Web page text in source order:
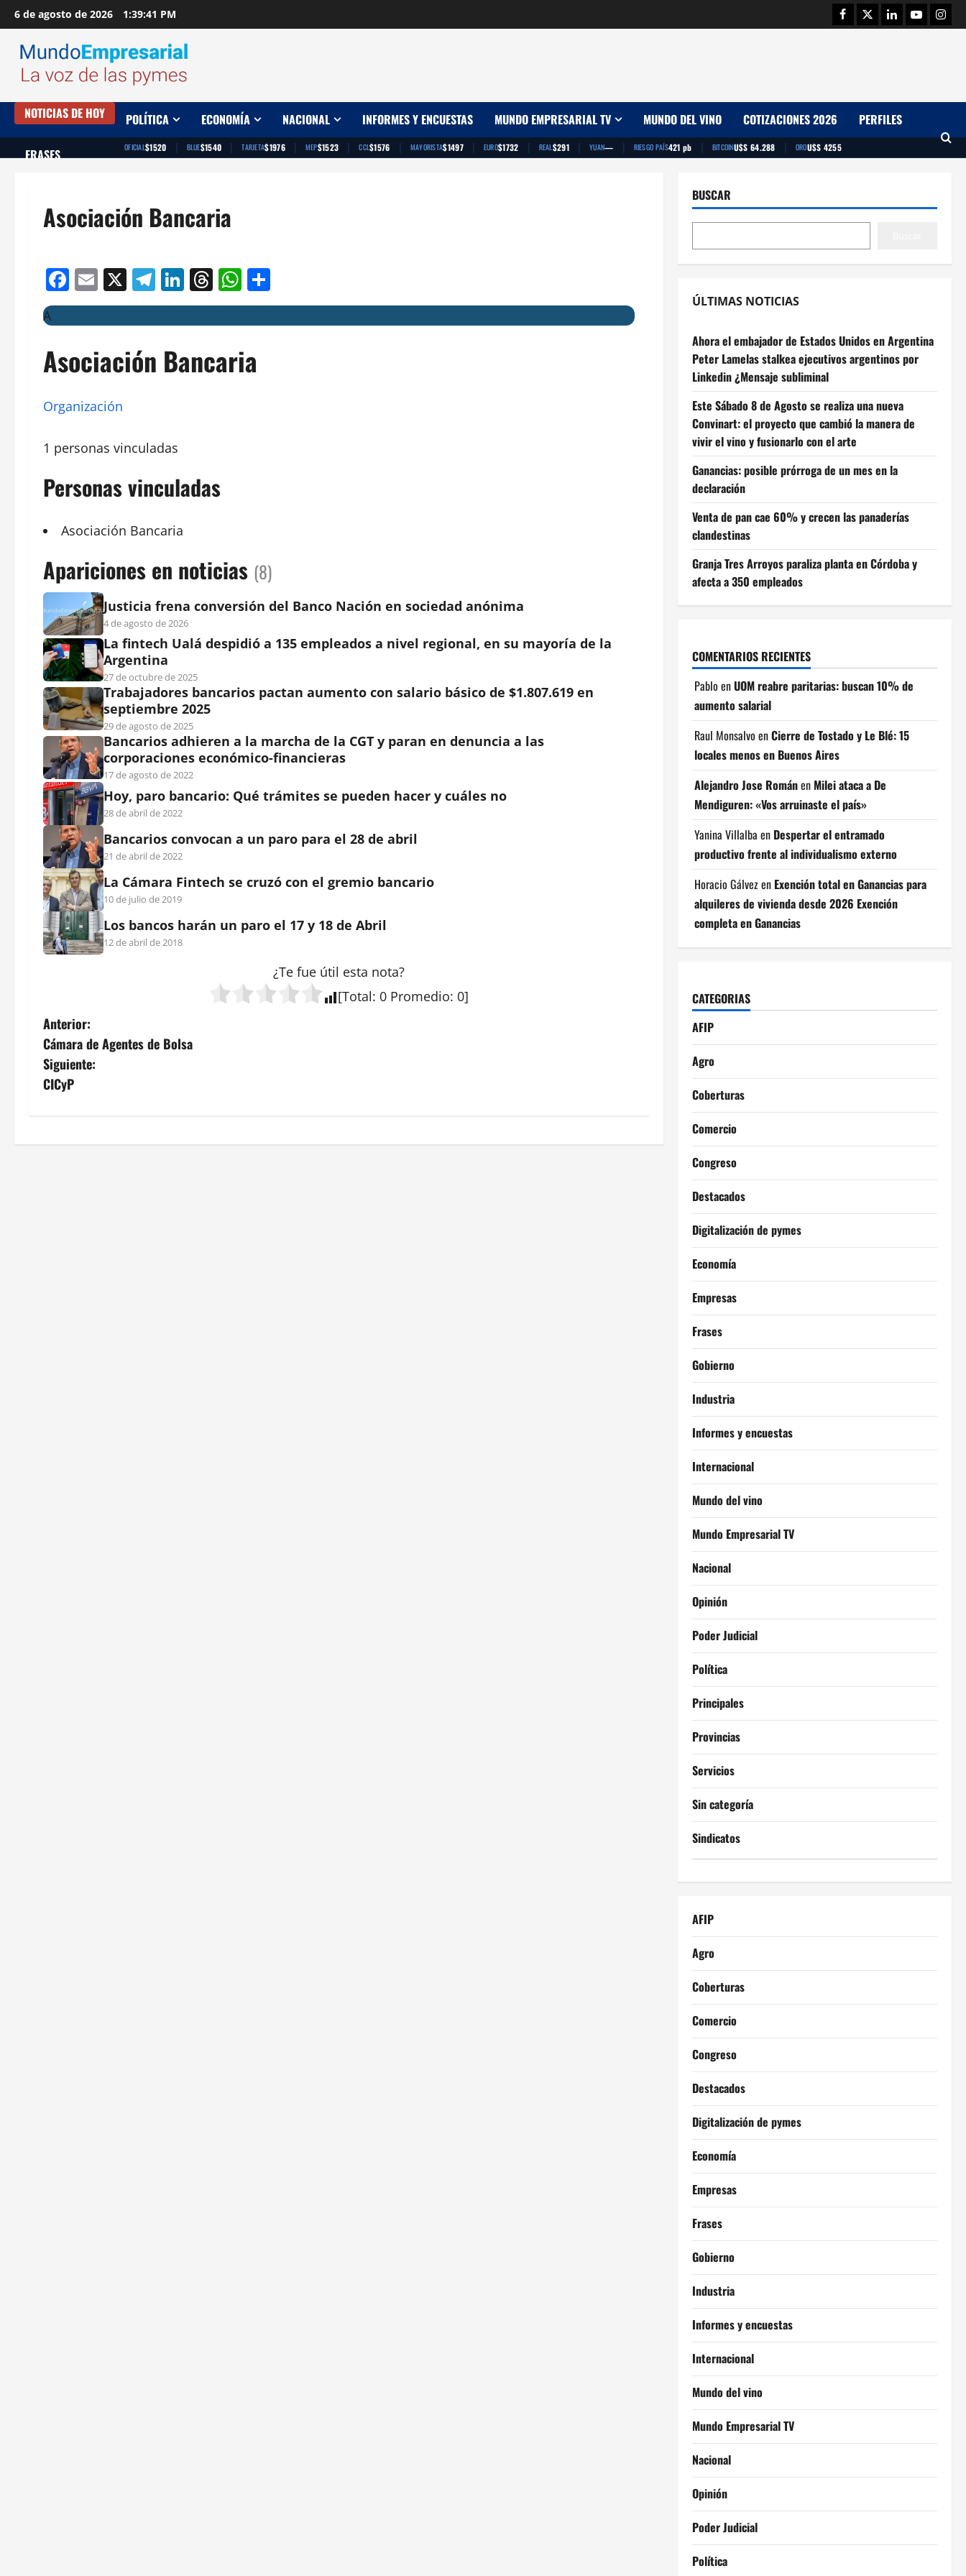
Saltar
al
contenido
6 de agosto de 2026 1:39:42 PM Facebook
TwitterLinkedinYoutube
NOTICIAS DE HOY POLÍTICA ECONOMÍA NACIONAL INFORMES Y ENCUESTAS MUNDO EMPRESARIAL TV MUNDO DEL VINO COTIZACIONES 2026 PERFILES
FRASES OFICIAL$1520 | BLUE$1540 | TARJETA$1976 | MEP$1523 | CCL$1576 | MAYORISTA$1497 | EURO$1732 | REAL$291 | YUAN— | RIESGO PAÍS421 pb | BITCOINU$S 64.288 | OROU$S 4255
Asociación Bancaria
Facebook
Email
X Telegram
LinkedIn
Threads
WhatsApp
A
Asociación Bancaria
Organización
1 personas vinculadas
Personas vinculadas
Asociación Bancaria
Apariciones en noticias (8)
Justicia frena conversión del Banco Nación en sociedad anónima
4 de agosto de 2026
La fintech Ualá despidió a 135 empleados a nivel regional, en su mayoría de la
Argentina
27 de octubre de 2025
Trabajadores bancarios pactan aumento con salario básico de $1.807.619 en
septiembre 2025
29 de agosto de 2025
Bancarios adhieren a la marcha de la CGT y paran en denuncia a las
corporaciones económico-financieras
17 de agosto de 2022
Hoy, paro bancario: Qué trámites se pueden hacer y cuáles no
28 de abril de 2022
Bancarios convocan a un paro para el 28 de abril
21 de abril de 2022
La Cámara Fintech se cruzó con el gremio bancario
10 de julio de 2019
Los bancos harán un paro el 17 y 18 de Abril
12 de abril de 2018
¿Te fue útil esta nota?
[Total: 0 Promedio: 0]
N
a
v
g
Anterior:
Cámara de Agentes de Bolsa
Siguiente:
CICyP
BUSCAR
ÚLTIMAS NOTICIAS
Ahora el embajador de Estados Unidos en Argentina
Peter Lamelas stalkea ejecutivos argentinos por
Linkedin ¿Mensaje subliminal
Este Sábado 8 de Agosto se realiza una nueva
Convinart: el proyecto que cambió la manera de
vivir el vino y fusionarlo con el arte
Ganancias: posible prórroga de un mes en la
declaración
Venta de pan cae 60% y crecen las panaderías
clandestinas
Granja Tres Arroyos paraliza planta en Córdoba y
afecta a 350 empleados
COMENTARIOS RECIENTES
Pablo enUOM reabre paritarias: buscan 10% de
aumento salarial
Raul Monsalvo enCierre de Tostado y Le Blé: 15
locales menos en Buenos Aires
Alejandro Jose Románen Milei ataca a De
Mendiguren: «Vos arruinaste el país»
Yanina Villalba en Despertar el entramado
productivo frente al individualismo externo
Horacio Gálvezen Exención total en Ganancias para
alquileres de vivienda desde 2026 Exención
completa en Ganancias
CATEGORIAS
AFIP
Agro
Coberturas
Comercio
Congreso
Destacados
Digitalización de pymes
Economía
Empresas
Frases
Gobierno
Industria
Informes y encuestas
Internacional
Mundo del vino
Mundo Empresarial TV
Nacional
Opinión
Poder Judicial
Política
Principales
Provincias
Servicios
Sin categoría
Sindicatos
AFIP
Agro
Coberturas
Comercio
Congreso
Destacados
Digitalización de pymes
Economía
Empresas
Frases
Gobierno
Industria
Informes y encuestas
Internacional
Mundo del vino
Mundo Empresarial TV
Nacional
Opinión
Poder Judicial
Política